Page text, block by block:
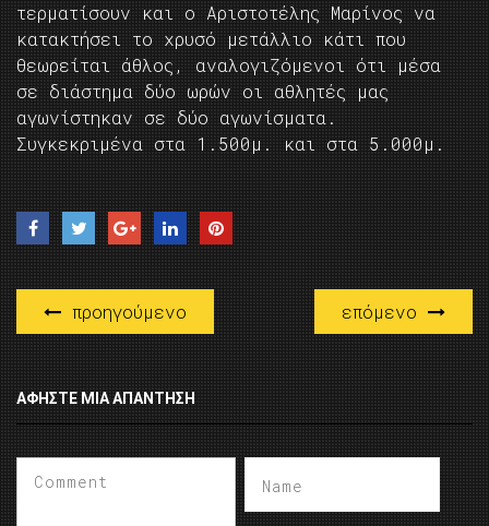
τερματίσουν και ο Αριστοτέλης Μαρίνος να
κατακτήσει το χρυσό μετάλλιο κάτι που
θεωρείται άθλος, αναλογιζόμενοι ότι μέσα
σε διάστημα δύο ωρών οι αθλητές μας
αγωνίστηκαν σε δύο αγωνίσματα.
Συγκεκριμένα στα 1.500μ. και στα 5.000μ.
προηγούμενο επόμενο
ΑΦΉΣΤΕ ΜΙΑ ΑΠΆΝΤΗΣΗ